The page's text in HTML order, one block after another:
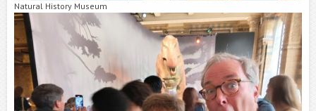
Natural History Museum